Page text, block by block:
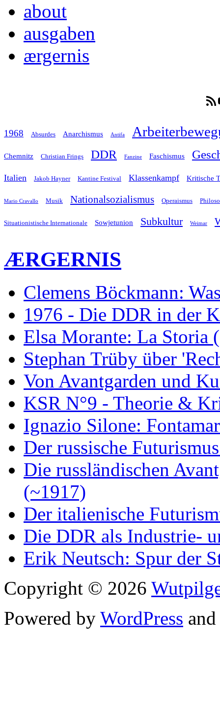
about
ausgaben
ærgernis
RSS-
1968 Absurdes Anarchismus Antifa
Chemnitz Christian Frings DDR Fanzine Faschismus
Italien Jakob Hayner Kantine Festival Klassenkampf Kritische
Mario Cravallo Musik Nationalsozialismus Operaismus
Situationistische Internationale Sowjetunion Subkultur Weimar
ÆRGERNIS
Clemens Böckmann:
1976 - Die DDR in der
Elsa Morante: La Storia
Stephan Trüby über
Von Avantgarden und
KSR N°9 - Theorie &
Ignazio Silone:
Der russische
Die russländischen
(~1917)
Der italienische
Die DDR als Industrie-
Erik Neutsch: Spur der
Copyright © 2026
Powered by WordPress